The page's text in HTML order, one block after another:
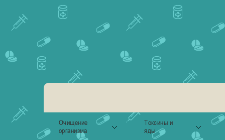
Очищение
организма
Токсины и
яды